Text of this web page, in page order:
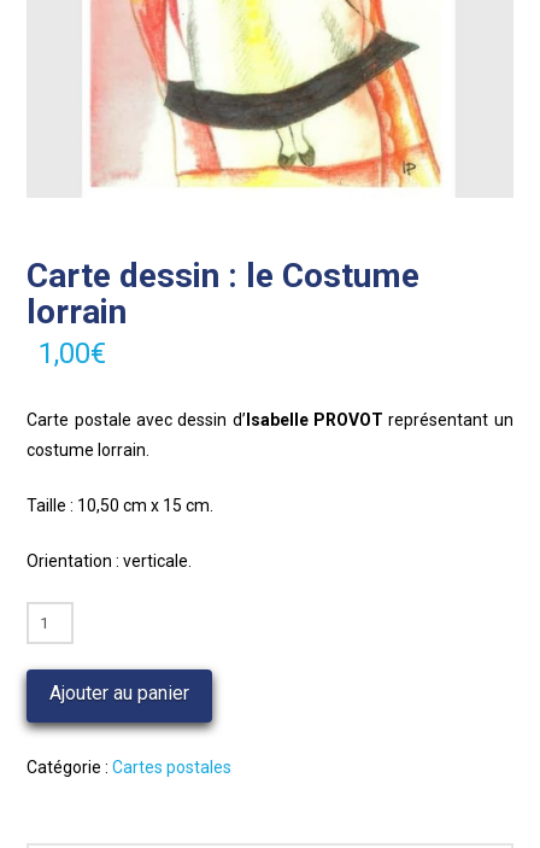
Carte dessin : le Costume
lorrain
1,00€
Carte postale avec dessin d’ Isabelle PROVOT représentant un
costume lorrain.
Taille : 10,50 cm x 15 cm.
Orientation : verticale.
quantité
de
Carte
dessin
:
le
Ajouter au panier
Catégorie :Cartes postales